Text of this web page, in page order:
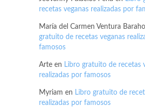
recetas veganas realizadas por
María del Carmen Ventura
gratuito de recetas veganas
famosos
Arte en Libro gratuito de recetas
realizadas por famosos
Myriam en Libro gratuito de
realizadas por famosos